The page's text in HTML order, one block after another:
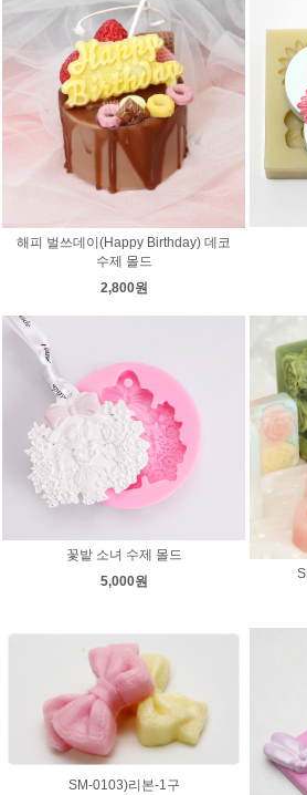
해피 벌쓰데이(Happy Birthday) 데코
수제 몰드
2,800원
꽃밭 소녀 수제 몰드
5,000원
SM-0103)리본-1구